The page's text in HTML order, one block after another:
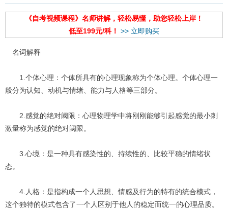
《自考视频课程》名师讲解，轻松易懂，助您轻松上岸！
低至199元/科！ >> 立即购买
名词解释
1.个体心理：个体所具有的心理现象称为个体心理。个体心理一
般分为认知、动机与情绪、能力与人格等三部分。
2.感觉的绝对阈限：心理物理学中将刚刚能够引起感觉的最小刺
激量称为感觉的绝对阈限。
3.心境：是一种具有感染性的、持续性的、比较平稳的情绪状
态。
4.人格：是指构成一个人思想、情感及行为的特有的统合模式，
这个独特的模式包含了一个人区别于他人的稳定而统一的心理品质。